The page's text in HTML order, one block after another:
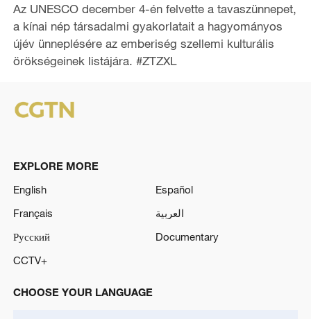
Az UNESCO december 4-én felvette a tavaszünnepet,
a kínai nép társadalmi gyakorlatait a hagyományos
újév ünneplésére az emberiség szellemi kulturális
örökségeinek listájára. #ZTZXL
EXPLORE MORE
English
Español
Français
العربية
Русский
Documentary
CCTV+
CHOOSE YOUR LANGUAGE